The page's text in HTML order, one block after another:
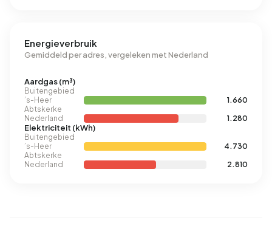
Energieverbruik
Gemiddeld per adres, vergeleken met Nederland
Aardgas (m³)
Buitengebied
’s-Heer
Abtskerke
1.660
Nederland
1.280
Elektriciteit (kWh)
Buitengebied
’s-Heer
Abtskerke
4.730
Nederland
2.810